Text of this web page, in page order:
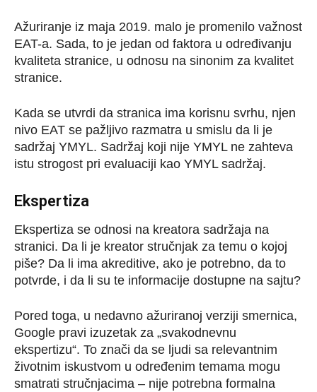
Ažuriranje iz maja 2019. malo je promenilo važnost
EAT-a. Sada, to je jedan od faktora u određivanju
kvaliteta stranice, u odnosu na sinonim za kvalitet
stranice.
Kada se utvrdi da stranica ima korisnu svrhu, njen
nivo EAT se pažljivo razmatra u smislu da li je
sadržaj YMYL. Sadržaj koji nije YMYL ne zahteva
istu strogost pri evaluaciji kao YMYL sadržaj.
Ekspertiza
Ekspertiza se odnosi na kreatora sadržaja na
stranici. Da li je kreator stručnjak za temu o kojoj
piše? Da li ima akreditive, ako je potrebno, da to
potvrde, i da li su te informacije dostupne na sajtu?
Pored toga, u nedavno ažuriranoj verziji smernica,
Google pravi izuzetak za „svakodnevnu
ekspertizu“. To znači da se ljudi sa relevantnim
životnim iskustvom u određenim temama mogu
smatrati stručnjacima – nije potrebna formalna